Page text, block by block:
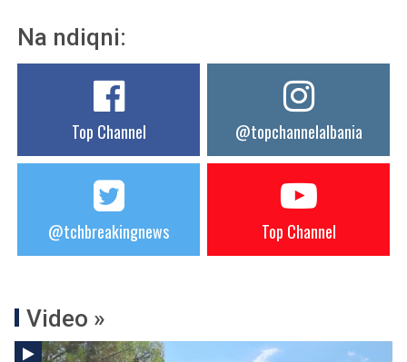
Na ndiqni:
Top Channel @topchannelalbania
@tchbreakingnews Top Channel
Video »